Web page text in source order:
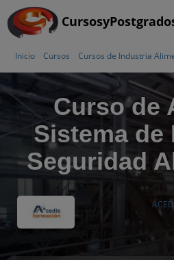
Inicio Cursos Cursos de Industria
Curso de
Sistema de
Seguridad